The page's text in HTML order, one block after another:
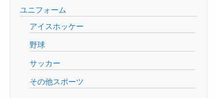
ユニフォーム
アイスホッケー
野球
サッカー
その他スポーツ